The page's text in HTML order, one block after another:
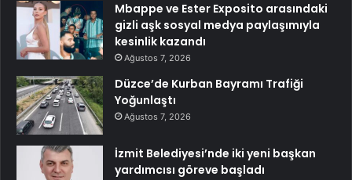
Mbappe ve Ester Exposito arasındaki
gizli aşk sosyal medya paylaşımıyla
kesinlik kazandı
Ağustos 7, 2026
Düzce’de Kurban Bayramı Trafiği
Yoğunlaştı
Ağustos 7, 2026
İzmit Belediyesi’nde iki yeni başkan
yardımcısı göreve başladı